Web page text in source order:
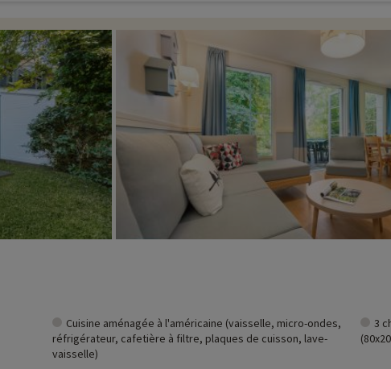
Cuisine aménagée à l'américaine (vaisselle, micro-ondes,
réfrigérateur, cafetière à filtre, plaques de cuisson, lave-
vaisselle)
3